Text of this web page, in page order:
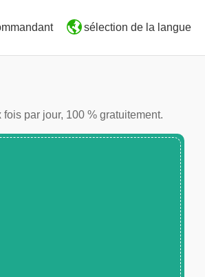
sélection de la langue
par jour, 100 % gratuitement.